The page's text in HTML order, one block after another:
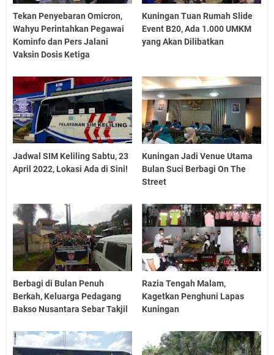
Tekan Penyebaran Omicron,
Wahyu Perintahkan Pegawai
Kominfo dan Pers Jalani
Vaksin Dosis Ketiga
Kuningan Tuan Rumah Slide
Event B20, Ada 1.000 UMKM
yang Akan Dilibatkan
Jadwal SIM Keliling Sabtu, 23
April 2022, Lokasi Ada di Sini!
Kuningan Jadi Venue Utama
Bulan Suci Berbagi On The
Street
Berbagi di Bulan Penuh
Berkah, Keluarga Pedagang
Bakso Nusantara Sebar Takjil
Razia Tengah Malam,
Kagetkan Penghuni Lapas
Kuningan